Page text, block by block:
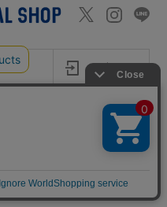
カート ログイン
Monet
(モネ)